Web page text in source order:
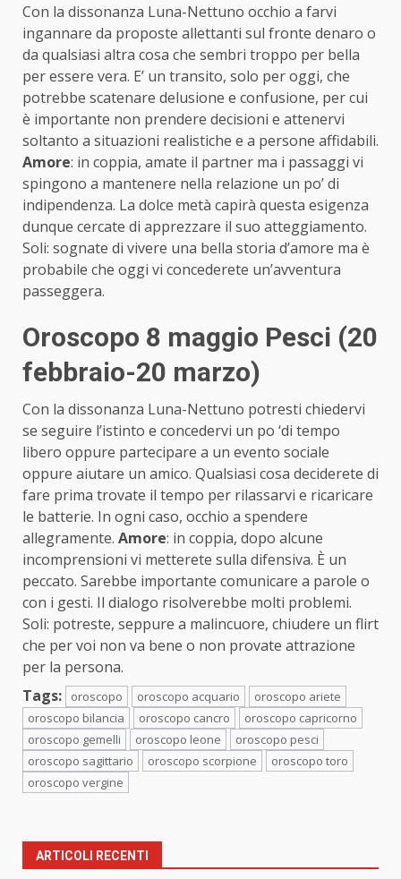
Con la dissonanza Luna-Nettuno occhio a farvi
ingannare da proposte allettanti sul fronte denaro o
da qualsiasi altra cosa che sembri troppo per bella
per essere vera. E’ un transito, solo per oggi, che
potrebbe scatenare delusione e confusione, per cui
è importante non prendere decisioni e attenervi
soltanto a situazioni realistiche e a persone affidabili.
Amore: in coppia, amate il partner ma i passaggi vi
spingono a mantenere nella relazione un po’ di
indipendenza. La dolce metà capirà questa esigenza
dunque cercate di apprezzare il suo atteggiamento.
Soli: sognate di vivere una bella storia d’amore ma è
probabile che oggi vi concederete un’avventura
passeggera.
Oroscopo 8 maggio Pesci (20
febbraio-20 marzo)
Con la dissonanza Luna-Nettuno potresti chiedervi
se seguire l’istinto e concedervi un po ‘di tempo
libero oppure partecipare a un evento sociale
oppure aiutare un amico. Qualsiasi cosa deciderete di
fare prima trovate il tempo per rilassarvi e ricaricare
le batterie. In ogni caso, occhio a spendere
allegramente. Amore: in coppia, dopo alcune
incomprensioni vi metterete sulla difensiva. È un
peccato. Sarebbe importante comunicare a parole o
con i gesti. Il dialogo risolverebbe molti problemi.
Soli: potreste, seppure a malincuore, chiudere un flirt
che per voi non va bene o non provate attrazione
per la persona.
Tags:
oroscopo oroscopo acquario
oroscopo ariete
oroscopo bilancia
oroscopo cancro
oroscopo capricorno
oroscopo gemelli
oroscopo leone
oroscopo pesci
oroscopo sagittario
oroscopo scorpione
oroscopo toro
oroscopo vergine
ARTICOLI RECENTI